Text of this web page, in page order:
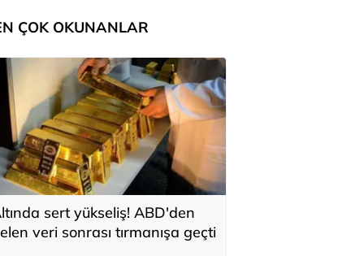
ÇOK OKUNANLAR
sert yükseliş! ABD'den
veri sonrası tırmanışa geçti